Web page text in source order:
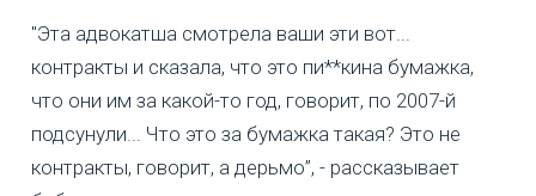
"Эта адвокатша смотрела ваши эти вот...
контракты и сказала, что это пи**кина бумажка,
что они им за какой-то год, говорит, по 2007-й
подсунули... Что это за бумажка такая? Это не
контракты, говорит, а дерьмо”, - рассказывает